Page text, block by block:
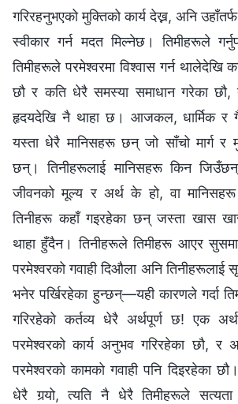
गरिरहनुभएको मुक्तिको कार्य देख्न, अनि
स्वीकार गर्न मदत मिल्नेछ। तिमीहरूले
तिमीहरूले परमेश्‍वरमा विश्‍वास गर्न थालेदेखि
छौ र कति धेरै समस्या समाधान गरेका छौ,
हृदयदेखि नै थाहा छ। आजकल, धार्मिक र
यस्ता धेरै मानिसहरू छन् जो साँचो मार्ग र
छन्। तिनीहरूलाई मानिसहरू किन
जीवनको मूल्य र अर्थ के हो, वा
तिनीहरू कहाँ गइरहेका छन् जस्ता खास
थाहा हुँदैन। तिनीहरूले तिमीहरू आएर
परमेश्‍वरको गवाही दिऔला अनि तिनीहरूलाई
भनेर पर्खिरहेका हुन्छन्—यही कारणले गर्दा
गरिरहेको कर्तव्य धेरै अर्थपूर्ण छ! एक
परमेश्‍वरको कार्य अनुभव गरिरहेका छौ, र
परमेश्‍वरको कामको गवाही पनि दिइरहेका
धेरै गर्‍यो, त्यति नै धेरै तिमीहरूले सत्यता